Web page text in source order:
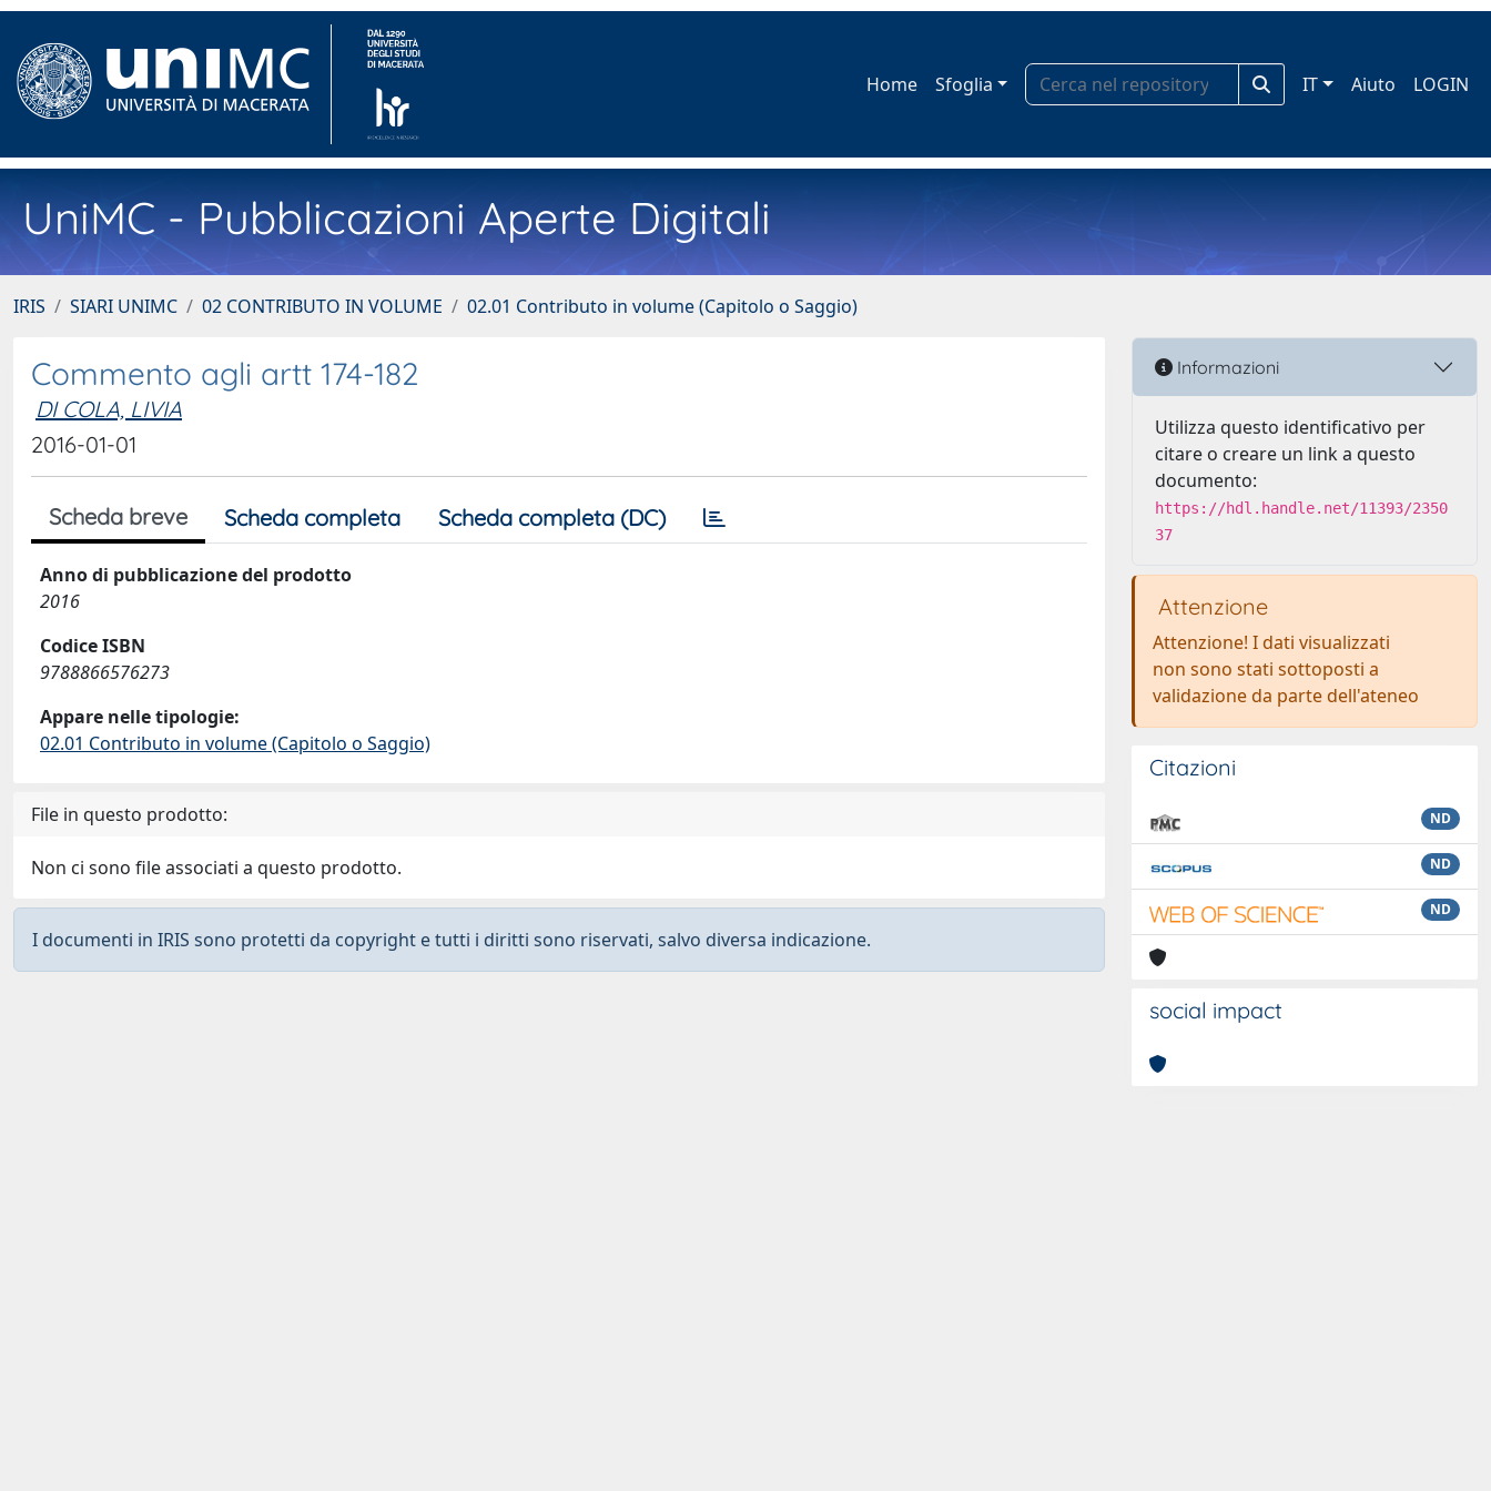
Home Sfoglia IT Aiuto LOGIN
UniMC - Pubblicazioni Aperte Digitali
IRIS SIARI UNIMC 02 CONTRIBUTO IN VOLUME 02.01 Contributo in volume (Capitolo o Saggio)
Commento agli artt 174-182
DI COLA, LIVIA
2016-01-01
Scheda breve Scheda completa Scheda completa (DC)
Anno di pubblicazione del prodotto
2016
Codice ISBN
9788866576273
Appare nelle tipologie:
02.01 Contributo in volume (Capitolo o Saggio)
File in questo prodotto:
Non ci sono file associati a questo prodotto.
I documenti in IRIS sono protetti da copyright e tutti i diritti sono riservati, salvo diversa indicazione.
Informazioni
Utilizza questo identificativo per
citare o creare un link a questo
documento:
https://hdl.handle.net/11393/2350
37
Attenzione
Attenzione! I dati visualizzati
non sono stati sottoposti a
validazione da parte dell'ateneo
Citazioni
ND
ND
ND
social impact